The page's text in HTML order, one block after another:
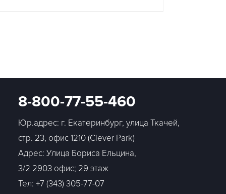
8-800-77-55-460
Юр.адрес: г. Екатеринбург, улица Ткачей,
стр. 23, офис 1210 (Clever Park)
Адрес: Улица Бориса Ельцина,
3/2 2903 офис; 29 этаж
Тел: +7 (343) 305-77-07